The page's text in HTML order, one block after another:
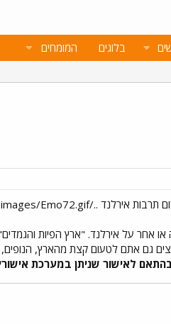
בלוגים המומחים
או אחר על אירלנד. "ארץ הפיות
גם אתם לטעום קצת מהארץ, הנופים,
לאישור שניתן במערכת